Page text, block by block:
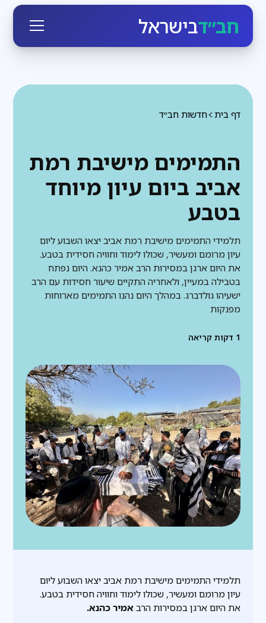
חב״דבישראל
חדשות חב״ד דף בית
התמימים מישיבת רמת
אביב ביום עיון מיוחד
בטבע
תלמידי התמימים מישיבת רמת אביב יצאו השבוע ליום
עיון מרומם ומעשיר, שכולו לימוד וחוויה חסידית בטבע.
את היום ארגן במסירות הרב אמיר כהנא. היום נפתח
בטבילה במעיין, ולאחריה התקיים שיעור חסידות עם הרב
ישעיהו גולדברג. במהלך היום נהנו התמימים מארוחות
מפנקות
1 דקות קריאה
תלמידי התמימים מישיבת רמת אביב יצאו השבוע ליום
עיון מרומם ומעשיר, שכולו לימוד וחוויה חסידית בטבע.
את היום ארגן במסירות הרבאמיר כהנא.